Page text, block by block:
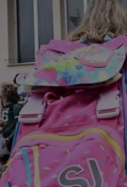
Devozione
e
fede
Parola
del
giorno
Santo